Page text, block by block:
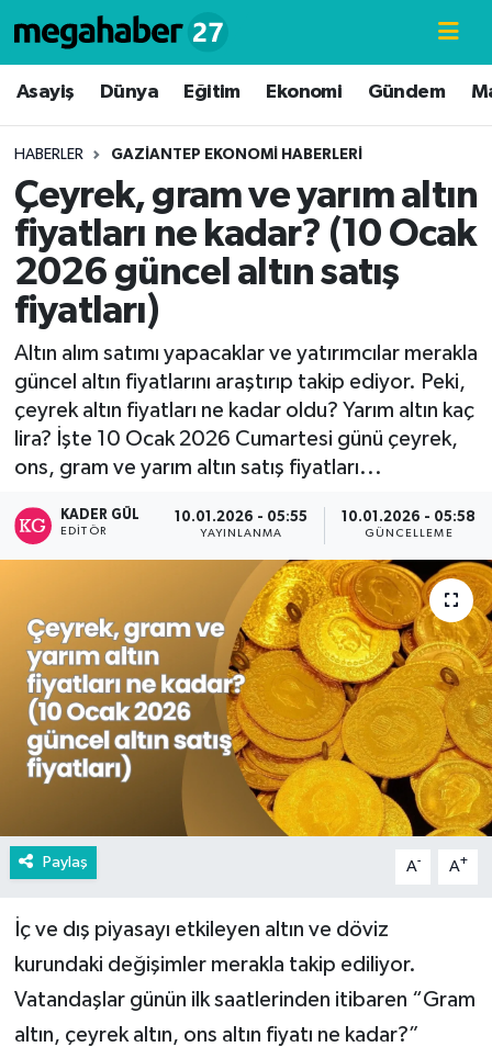
Asayiş Dünya Eğitim Ekonomi Gündem
HABERLER GAZIANTEP EKONOMI HABERLERI
Çeyrek, gram ve yarım altın
fiyatları ne kadar? (10 Ocak
2026 güncel altın satış
fiyatları)
Altın alım satımı yapacaklar ve yatırımcılar merakla
güncel altın fiyatlarını araştırıp takip ediyor. Peki,
çeyrek altın fiyatları ne kadar oldu? Yarım altın kaç
lira? İşte 10 Ocak 2026 Cumartesi günü çeyrek,
ons, gram ve yarım altın satış fiyatları...
KADER GÜL
EDITÖR
10.01.2026 - 05:55
YAYINLANMA
10.01.2026 - 05:58
GÜNCELLEME
Paylaş A- A+
İç ve dış piyasayı etkileyen altın ve döviz
kurundaki değişimler merakla takip ediliyor.
Vatandaşlar günün ilk saatlerinden itibaren “Gram
altın, çeyrek altın, ons altın fiyatı ne kadar?”
Hava Durumu
Süper Lig Puan Durumu ve Fikstür
Tüm Manşetler
Son Dakika Haberleri
Haber Arşivi